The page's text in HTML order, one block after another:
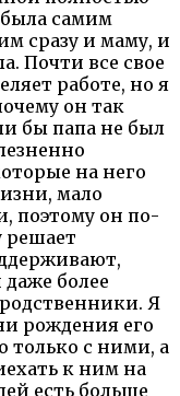
самим
сразу и маму, и
Почти все свое
работе, но я
он так
бы папа не был
на него
мало
поэтому он по-
решает
более
Я
рождения его
только с ними, а
к ним на
есть больше